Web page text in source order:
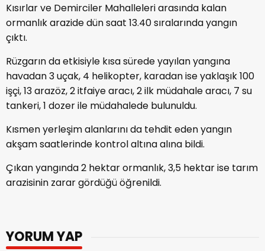
Kısırlar ve Demirciler Mahalleleri arasında kalan
ormanlık arazide dün saat 13.40 sıralarında yangın
çıktı.
Rüzgarın da etkisiyle kısa sürede yayılan yangına
havadan 3 uçak, 4 helikopter, karadan ise yaklaşık 100
işçi, 13 arazöz, 2 itfaiye aracı, 2 ilk müdahale aracı, 7 su
tankeri, 1 dozer ile müdahalede bulunuldu.
Kısmen yerleşim alanlarını da tehdit eden yangın
akşam saatlerinde kontrol altına alına bildi.
Çıkan yangında 2 hektar ormanlık, 3,5 hektar ise tarım
arazisinin zarar gördüğü öğrenildi.
YORUM YAP